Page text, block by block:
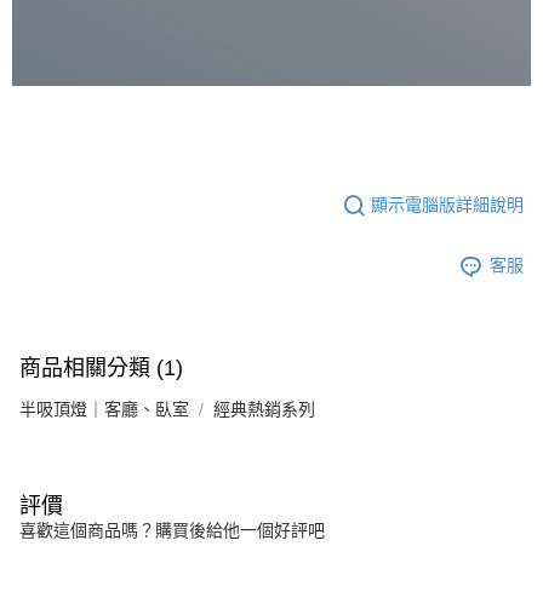
顯示電腦版詳細說明
客服
商品相關分類 (1)
半吸頂燈｜客廳、臥室 經典熱銷系列
評價
喜歡這個商品嗎？購買後給他一個好評吧